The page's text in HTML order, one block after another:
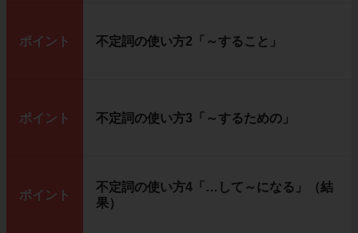
ポイント 不定詞の使い方2「～すること」
ポイント 不定詞の使い方3「～するための」
ポイント
不定詞の使い方4「…して～になる」（結
果）